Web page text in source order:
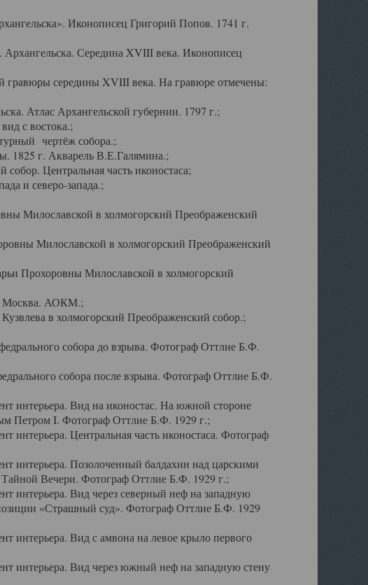
Иконописец Григорий Попов. 1741 г.
Середина XVIII века. Иконописец
середины XVIII века. На гравюре отмечены:
Атлас Архангельской губернии. 1797 г.;
с востока.;
чертёж собора.;
г. Акварель В.Е.Галямина.;
Центральная часть иконостаса;
и северо-запада.;
Милославской в холмогорский Преображенский
Милославской в холмогорский Преображенский
Прохоровны Милославской в холмогорский
Москва. АОКМ.;
в холмогорский Преображенский собор.;
собора до взрыва. Фотограф Оттлие Б.Ф.
собора после взрыва. Фотограф Оттлие Б.Ф.
интерьера. Вид на иконостас. На южной стороне
Петром I. Фотограф Оттлие Б.Ф. 1929 г.;
Центральная часть иконостаса. Фотограф
интерьера. Позолоченный балдахин над царскими
Вечери. Фотограф Оттлие Б.Ф. 1929 г.;
Вид через северный неф на западную
«Страшный суд». Фотограф Оттлие Б.Ф. 1929
Вид с амвона на левое крыло первого
интерьера. Вид через южный неф на западную стену